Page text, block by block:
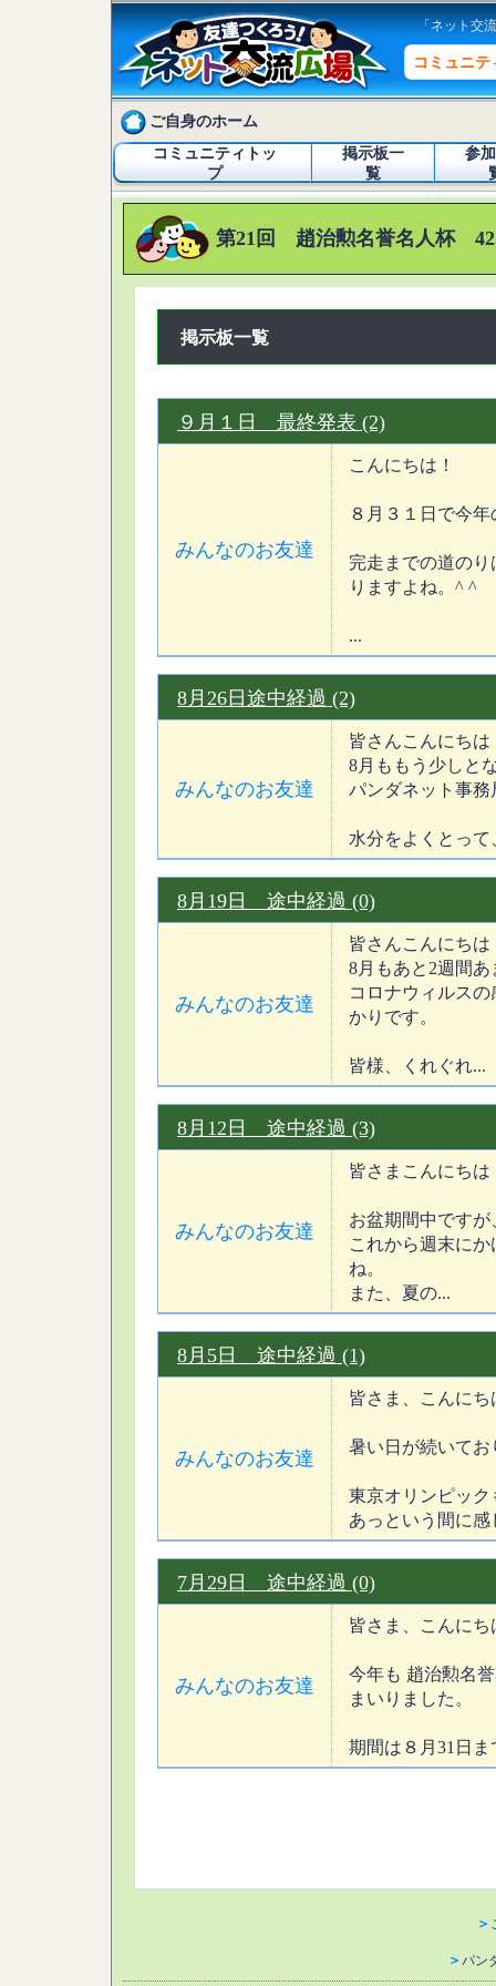
「ネット交
コミュニテ
ご自身のホーム
コミュニティトッ
プ
掲示板一
覧
参
第21回 趙治勲名誉名人杯
掲示板一覧
９月１日 最終発表 (2)
みんなのお友達
こんにちは！
８月３１日で今
完走までの道の
りますよね。^ ^
...
8月26日途中経過 (2)
みんなのお友達
皆さんこんにちは
8月ももう少しと
パンダネット事
水分をよくとっ
8月19日 途中経過 (0)
みんなのお友達
皆さんこんにちは
8月もあと2週間
コロナウィルス
かりです。
皆様、くれぐれ...
8月12日 途中経過 (3)
みんなのお友達
皆さまこんにちは
お盆期間中です
これから週末に
ね。
また、夏の...
8月5日 途中経過 (1)
みんなのお友達
皆さま、こんにち
暑い日が続いて
東京オリンピッ
あっという間に感
7月29日 途中経過 (0)
みんなのお友達
皆さま、こんにち
今年も 趙治勲名
まいりました。
期間は８月31日
＞
＞ パン